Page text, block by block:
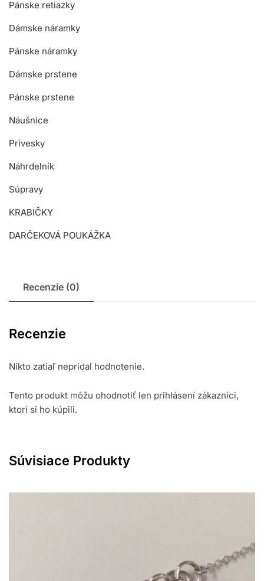
Pánske retiazky
Dámske náramky
Pánske náramky
Dámske prstene
Pánske prstene
Náušnice
Prívesky
Náhrdelník
Súpravy
KRABIČKY
DARČEKOVÁ POUKÁŽKA
Recenzie (0)
Recenzie
Nikto zatiaľ nepridal hodnotenie.
Tento produkt môžu ohodnotiť len prihlásení zákazníci,
ktorí si ho kúpili.
Súvisiace Produkty